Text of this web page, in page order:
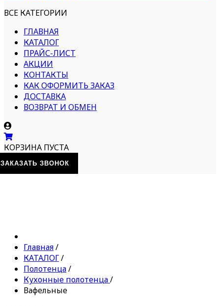
ВСЕ КАТЕГОРИИ
ГЛАВНАЯ
КАТАЛОГ
ПРАЙС-ЛИСТ
АКЦИИ
КОНТАКТЫ
КАК ОФОРМИТЬ ЗАКАЗ
ДОСТАВКА
ВОЗВРАТ И ОБМЕН
КОРЗИНА ПУСТА
ЗАКАЗАТЬ ЗВОНОК
Главная/
КАТАЛОГ/
Полотенца/
Кухонные полотенца/
Вафельные